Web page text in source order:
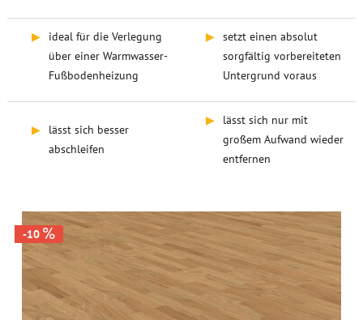
▶
ideal für die Verlegung
über einer Warmwasser-
Fußbodenheizung
▶ setzt einen absolut
sorgfältig vorbereiteten
Untergrund voraus
▶
lässt sich besser
abschleifen
▶
lässt sich nur mit
großem Aufwand wieder
entfernen
-10